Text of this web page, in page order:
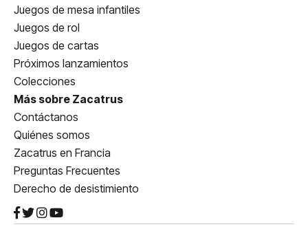
Juegos de mesa infantiles
Juegos de rol
Juegos de cartas
Próximos lanzamientos
Colecciones
Más sobre Zacatrus
Contáctanos
Quiénes somos
Zacatrus en Francia
Preguntas Frecuentes
Derecho de desistimiento